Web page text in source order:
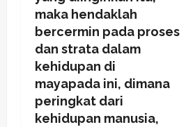
maka hendaklah
bercermin pada proses
dan strata dalam
kehidupan di
mayapada ini, dimana
peringkat dari
kehidupan manusia,